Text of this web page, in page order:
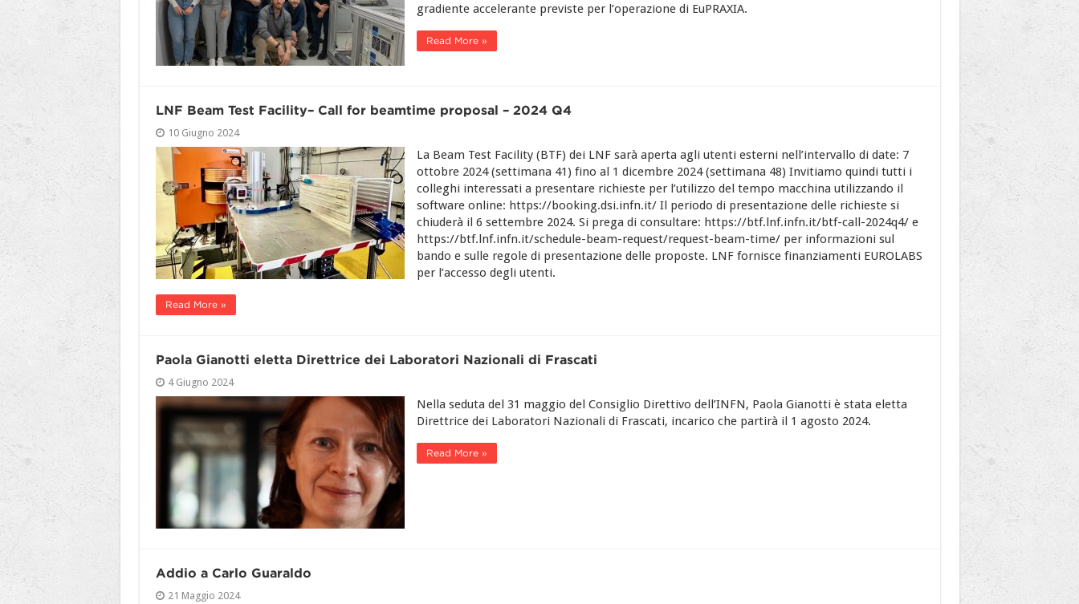
gradiente accelerante previste per l’operazione di EuPRAXIA.
Read More »
LNF Beam Test Facility– Call for beamtime proposal – 2024 Q4
10 Giugno 2024
La Beam Test Facility (BTF) dei LNF sarà aperta agli utenti esterni nell’intervallo di date: 7
ottobre 2024 (settimana 41) fino al 1 dicembre 2024 (settimana 48) Invitiamo quindi tutti i
colleghi interessati a presentare richieste per l’utilizzo del tempo macchina utilizzando il
software online: https://booking.dsi.infn.it/ Il periodo di presentazione delle richieste si
chiuderà il 6 settembre 2024. Si prega di consultare: https://btf.lnf.infn.it/btf-call-2024q4/ e
https://btf.lnf.infn.it/schedule-beam-request/request-beam-time/ per informazioni sul
bando e sulle regole di presentazione delle proposte. LNF fornisce finanziamenti EUROLABS
per l’accesso degli utenti.
Read More »
Paola Gianotti eletta Direttrice dei Laboratori Nazionali di Frascati
4 Giugno 2024
Nella seduta del 31 maggio del Consiglio Direttivo dell’INFN, Paola Gianotti è stata eletta
Direttrice dei Laboratori Nazionali di Frascati, incarico che partirà il 1 agosto 2024.
Read More »
Addio a Carlo Guaraldo
21 Maggio 2024